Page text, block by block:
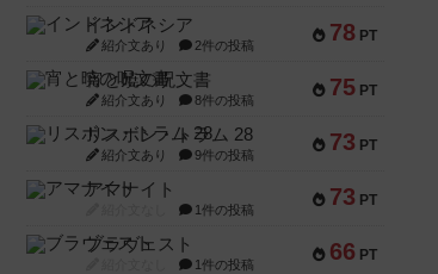
78 PT
インドネシア
紹介文あり 2件の投稿
75 PT
宵と暁の呪文書
紹介文あり 8件の投稿
73 PT
リスボン・トラム 28
紹介文あり 9件の投稿
73 PT
アマナイト
1件の投稿
66 PT
ブラヴェスト
1件の投稿